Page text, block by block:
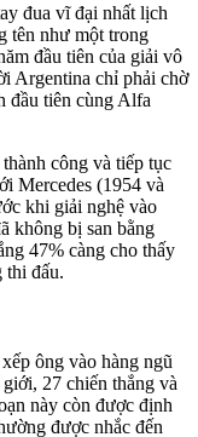
đua vĩ đại nhất lịch
tên như một trong
đầu tiên của giải vô
Argentina chỉ phải chờ
đầu tiên cùng Alfa
công và tiếp tục
Mercedes (1954 và
khi giải nghệ vào
không bị san bằng
47% càng cho thấy
thi đấu.
ông vào hàng ngũ
27 chiến thắng và
này còn được định
được nhắc đến